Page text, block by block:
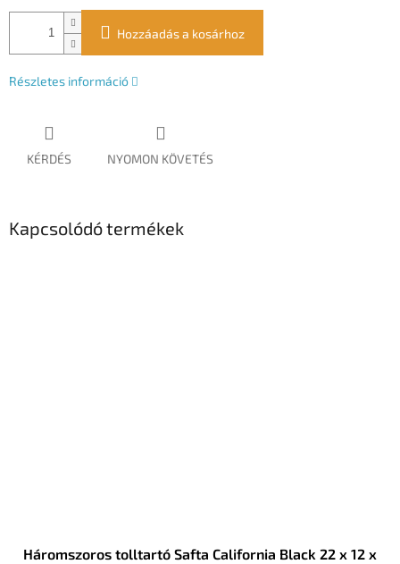
Hozzáadás a kosárhoz
Részletes információ
KÉRDÉS NYOMON KÖVETÉS
Kapcsolódó termékek
Háromszoros tolltartó Safta California Black 22 x 12 x